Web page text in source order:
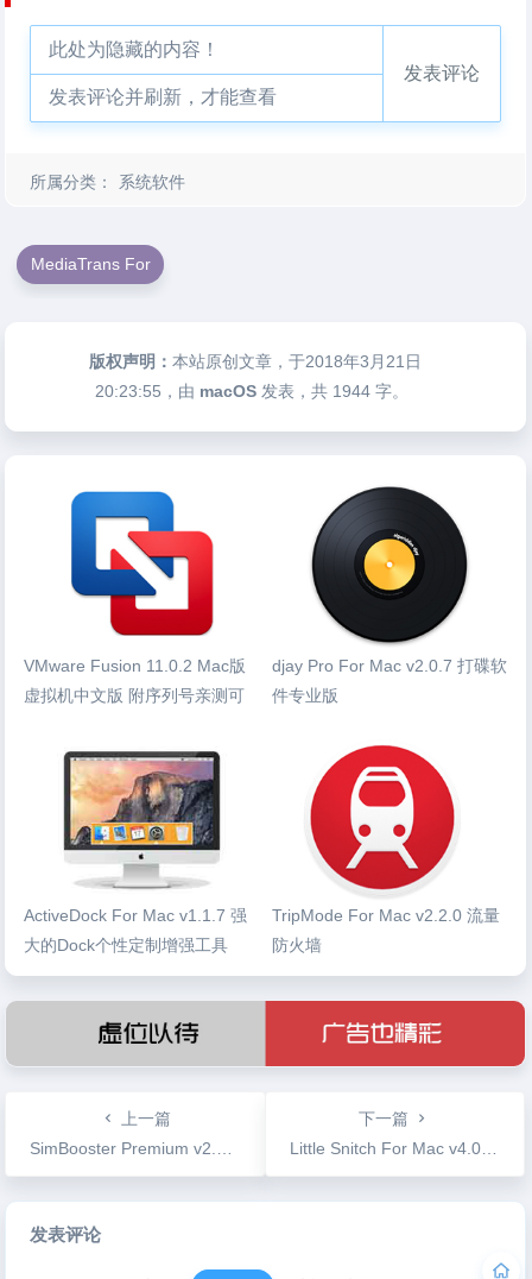
此处为隐藏的内容！
发表评论并刷新，才能查看
发表评论
所属分类： 系统软件
MediaTrans For
版权声明：本站原创文章，于2018年3月21日
20:23:55 ，由 macOS 发表，共 1944 字。
VMware Fusion 11.0.2 Mac版
虚拟机中文版 附序列号亲测可
djay Pro For Mac v2.0.7 打碟软
件专业版
ActiveDock For Mac v1.1.7 强
大的Dock个性定制增强工具
TripMode For Mac v2.2.0 流量
防火墙
上一篇
SimBooster Premium v2.9.9 磁盘清理工具重复文件清理
下一篇
Little Snitch For Mac v4.0 Beta2 著名的Mac防火墙软件
发表评论